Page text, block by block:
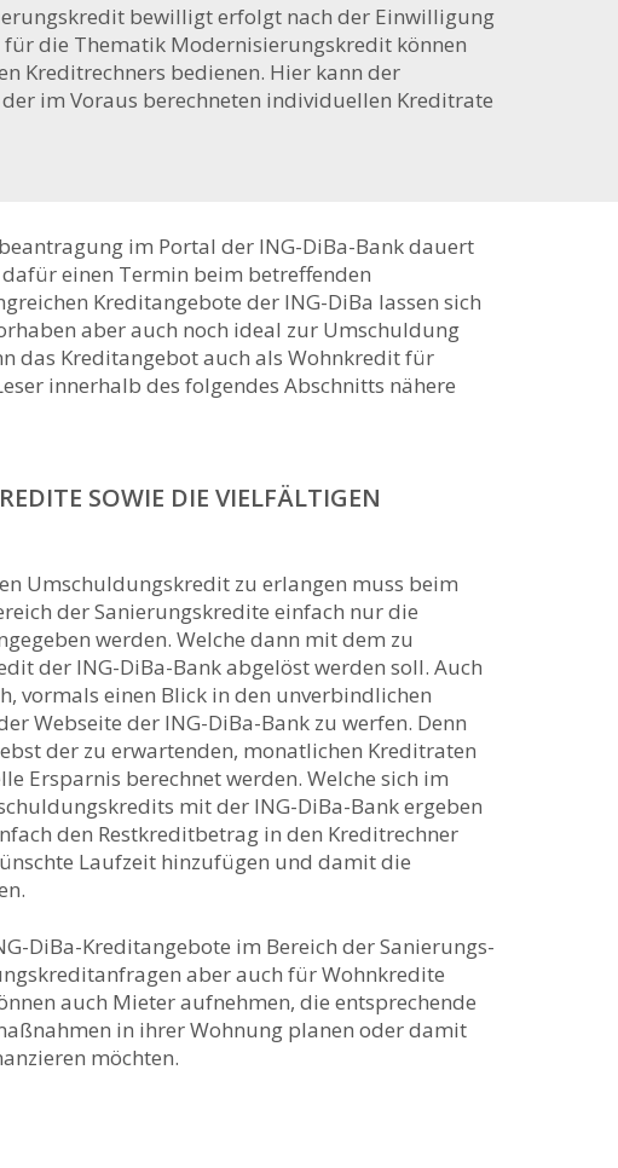
bewilligt erfolgt nach der Einwilligung
die Thematik Modernisierungskredit können
Kreditrechners bedienen. Hier kann der
im Voraus berechneten individuellen Kreditrate
im Portal der ING-DiBa-Bank dauert
einen Termin beim betreffenden
Kreditangebote der ING-DiBa lassen sich
aber auch noch ideal zur Umschuldung
das Kreditangebot auch als Wohnkredit für
innerhalb des folgendes Abschnitts nähere
SOWIE DIE VIELFÄLTIGEN
Umschuldungskredit zu erlangen muss beim
der Sanierungskredite einfach nur die
werden. Welche dann mit dem zu
der ING-DiBa-Bank abgelöst werden soll. Auch
vormals einen Blick in den unverbindlichen
Webseite der ING-DiBa-Bank zu werfen. Denn
der zu erwartenden, monatlichen Kreditraten
Ersparnis berechnet werden. Welche sich im
mit der ING-DiBa-Bank ergeben
den Restkreditbetrag in den Kreditrechner
Laufzeit hinzufügen und damit die
DiBa-Kreditangebote im Bereich der Sanierungs-
aber auch für Wohnkredite
auch Mieter aufnehmen, die entsprechende
in ihrer Wohnung planen oder damit
möchten.